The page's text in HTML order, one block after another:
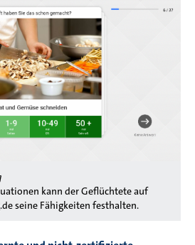
kann der Geflüchtete auf
seine Fähigkeiten festhalten.